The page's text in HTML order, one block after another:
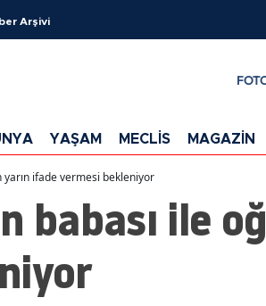
Arşivi
YAŞAM MECLİS MAGAZİN
ifade vermesi bekleniyor
babası ile